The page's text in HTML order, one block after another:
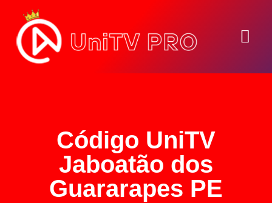
Código UniTV
Jaboatão dos
Guararapes PE